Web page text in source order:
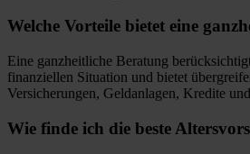
Welche Vorteile bietet eine
Eine ganzheitliche Beratung
finanziellen Situation und bietet
Versicherungen, Geldanlagen, Kredite
Wie finde ich die beste